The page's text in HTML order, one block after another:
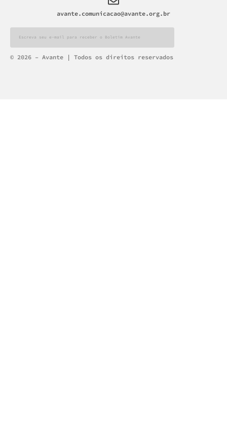
avante.comunicacao@avante.org.br
Alternative:
© 2026 – Avante | Todos os direitos reservados